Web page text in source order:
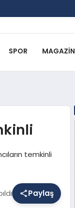
SPOR MAGAZIN
temkinli
Paylaş